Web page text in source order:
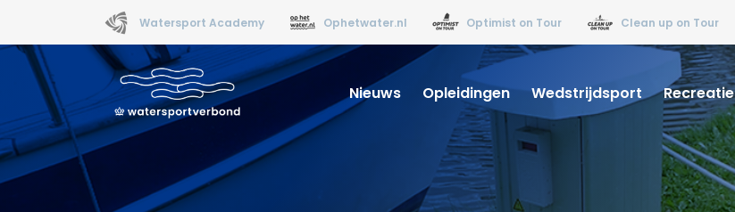
Watersport Academy Ophetwater.nl Optimist on Tour Clean up on Tour
Nieuws Opleidingen Wedstrijdsport Recreatie